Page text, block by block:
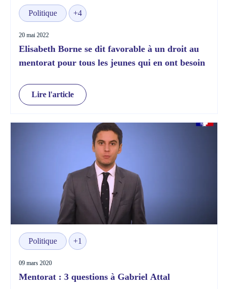
Politique +4
20 mai 2022
Elisabeth Borne se dit favorable à un droit au
mentorat pour tous les jeunes qui en ont besoin
Lire l'article
Politique +1
09 mars 2020
Mentorat : 3 questions à Gabriel Attal